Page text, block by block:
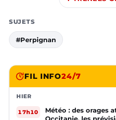
SUJETS
#Perpignan
FIL INFO24/7
HIER
17h10
Météo : des orages